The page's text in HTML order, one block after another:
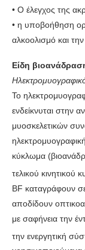
• Ο έλεγχος της
• η υποβοήθηση
αλκοολισμό και
Είδη
Το
ενδείκνυται στην
μυοσκελετικών
κύκλωμα
τελικού κινητικού
ΒF καταγράφουν
αποδίδουν
με σαφήνεια την
την ενεργητική